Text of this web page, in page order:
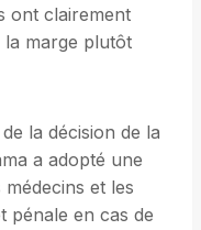
ont clairement
la marge plutôt
la décision de la
a adopté une
et les
pénale en cas de